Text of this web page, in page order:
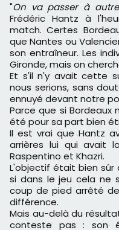
" On va passer à
Frédéric Hantz à
match. Certes
que Nantes ou
son entraîneur. Les
Gironde, mais on
Et s'il n'y avait cette
nous serions, sans
ennuyé devant notre
Parce que si Bordeaux
été pour sa part bien
Il est vrai que Hantz
arrières lui qui avait
Raspentino et Khazri.
L'objectif était bien sûr
si dans le jeu cela ne
coup de pied arrêté
différence.
Mais au-delà du
conteste pas : son